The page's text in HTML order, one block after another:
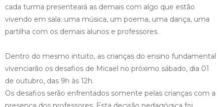
cada turma presenteará as demais com algo que estão
vivendo em sala: uma música, um poema, uma dança, uma
partilha com os demais alunos e professores.
Dentro do mesmo intuito, as crianças do ensino fundamental
vivenciarão os desafios de Micael no próximo sábado, dia 01
de outubro, das 9h às 12h.
Os desafios serão enfrentados somente pelas crianças com a